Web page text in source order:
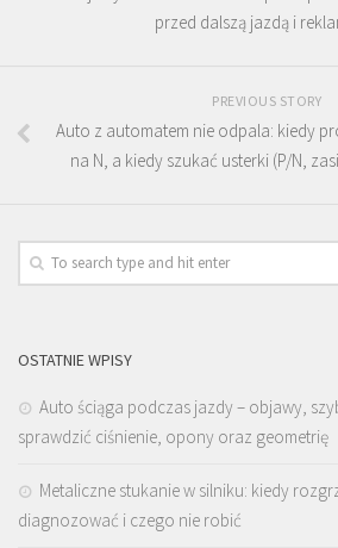
przed dalszą jazdą i
PREVIOUS STORY
Auto z automatem nie odpala: kiedy
na N, a kiedy szukać usterki (P/N,
OSTATNIE WPISY
Auto ściąga podczas jazdy – objawy,
sprawdzić ciśnienie, opony oraz geometrię
Metaliczne stukanie w silniku: kiedy
diagnozować i czego nie robić